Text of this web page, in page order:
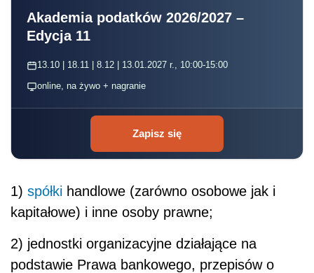
Akademia podatków 2026/2027 –
Edycja 11
13.10 | 18.11 | 8.12 | 13.01.2027 r., 10:00-15:00
online, na żywo + nagranie
Zapisz się
1) spółki handlowe (zarówno osobowe jak i
kapitałowe) i inne osoby prawne;
2) jednostki organizacyjne działające na
podstawie Prawa bankowego, przepisów o